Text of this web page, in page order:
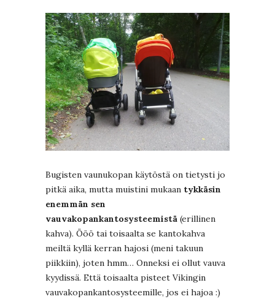
Bugisten vaunukopan käytöstä on tietysti jo
pitkä aika, mutta muistini mukaan tykkäsin
enemmän sen
vauvakopankantosysteemistä (erillinen
kahva). Ööö tai toisaalta se kantokahva
meiltä kyllä kerran hajosi (meni takuun
piikkiin), joten hmm… Onneksi ei ollut vauva
kyydissä. Että toisaalta pisteet Vikingin
vauvakopankantosysteemille, jos ei hajoa :)